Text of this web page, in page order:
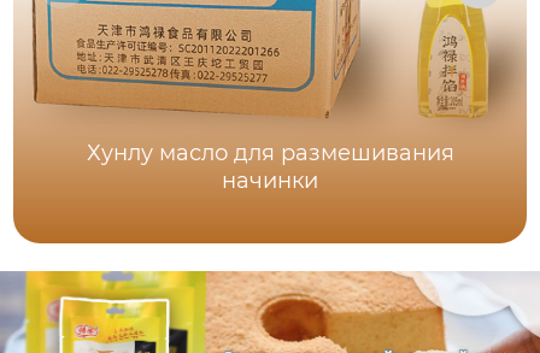
Хунлу масло для размешивания
начинки